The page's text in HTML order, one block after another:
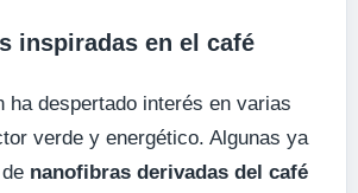
inspiradas en el café
ha despertado interés en varias
verde y energético. Algunas ya
nanofibras derivadas del café